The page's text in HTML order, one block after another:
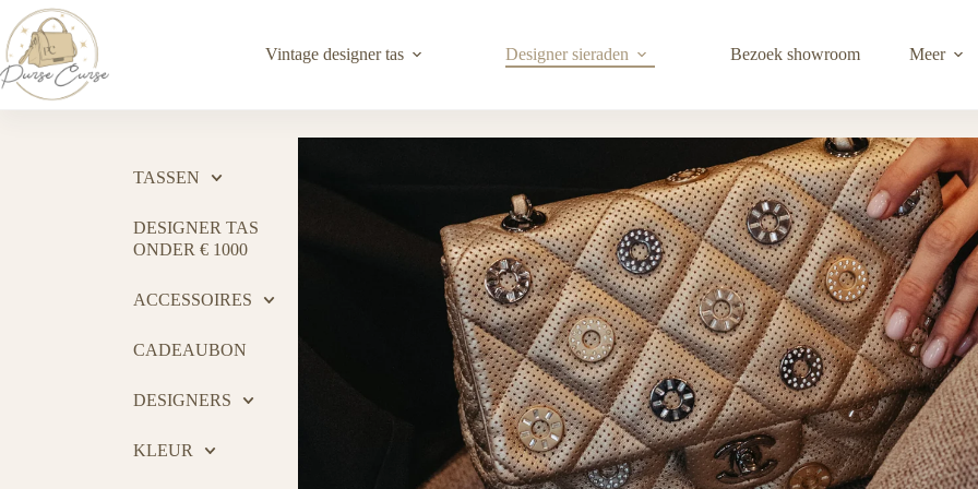
Vintage designer tas Designer sieraden Bezoek showroom Meer
TASSEN
DESIGNER TAS
ONDER € 1000
ACCESSOIRES
CADEAUBON
DESIGNERS
KLEUR